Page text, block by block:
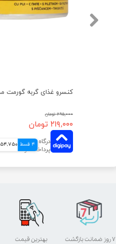
۲۹۵,۰۰۰ تومان
۲۱۹,۰۰۰ تومان
4 قسط 54,750 تومانی
بهترین قیمت ۷ روز ضمانت بازگشت